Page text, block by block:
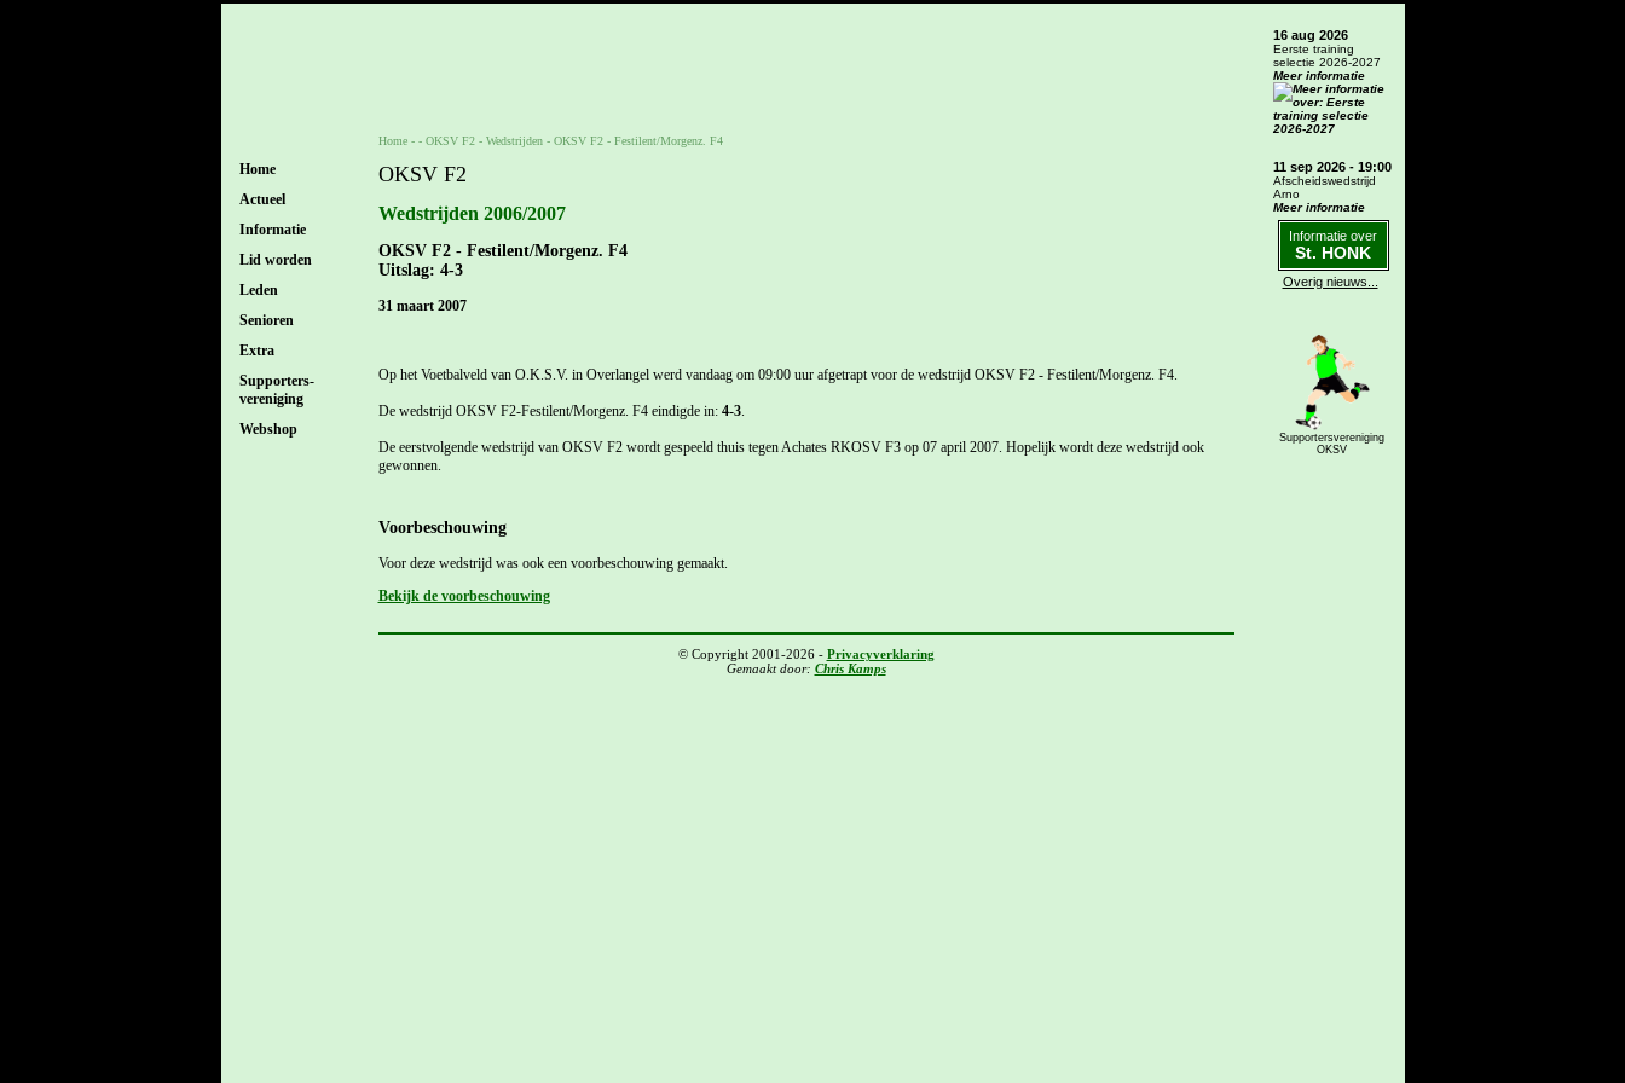
Home
Actueel
Informatie
Lid worden
Leden
Senioren
Extra
Supporters-
vereniging
Webshop
Home- - OKSV F2- Wedstrijden- OKSV F2 - Festilent/Morgenz. F4
OKSV F2
Wedstrijden 2006/2007
OKSV F2 - Festilent/Morgenz. F4
Uitslag: 4-3
31 maart 2007
Op het Voetbalveld van O.K.S.V. in Overlangel werd vandaag om 09:00 uur afgetrapt voor de wedstrijd OKSV F2 - Festilent/Morgenz. F4.
De wedstrijd OKSV F2-Festilent/Morgenz. F4 eindigde in: 4-3.
De eerstvolgende wedstrijd van OKSV F2 wordt gespeeld thuis tegen Achates RKOSV F3 op 07 april 2007. Hopelijk wordt deze wedstrijd ook
gewonnen.
Voorbeschouwing
Voor deze wedstrijd was ook een voorbeschouwing gemaakt.
Bekijk de voorbeschouwing
© Copyright 2001-2026 - Privacyverklaring
Gemaakt door: Chris Kamps
16 aug 2026
Eerste training
selectie 2026-2027
Meer informatie
11 sep 2026 - 19:00
Afscheidswedstrijd
Arno
Meer informatie
Informatie over
St. HONK
Overig nieuws...
Supportersvereniging
OKSV